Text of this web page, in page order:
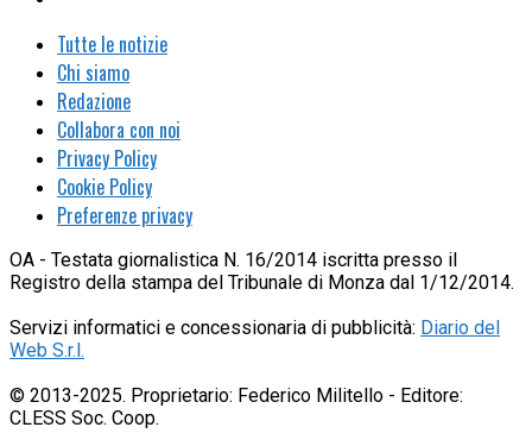
Tutte le notizie
Chi siamo
Redazione
Collabora con noi
Privacy Policy
Cookie Policy
Preferenze privacy
OA - Testata giornalistica N. 16/2014 iscritta presso il
Registro della stampa del Tribunale di Monza dal 1/12/2014.
Servizi informatici e concessionaria di pubblicità: Diario del
Web S.r.l.
© 2013-2025. Proprietario: Federico Militello - Editore:
CLESS Soc. Coop.